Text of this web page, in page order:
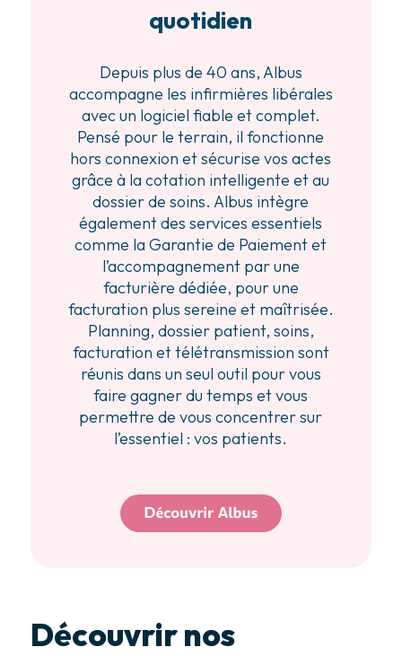
quotidien
Depuis plus de 40 ans, Albus
accompagne les infirmières libérales
avec un logiciel fiable et complet.
Pensé pour le terrain, il fonctionne
hors connexion et sécurise vos actes
grâce à la cotation intelligente et au
dossier de soins. Albus intègre
également des services essentiels
comme la Garantie de Paiement et
l’accompagnement par une
facturière dédiée, pour une
facturation plus sereine et maîtrisée.
Planning, dossier patient, soins,
facturation et télétransmission sont
réunis dans un seul outil pour vous
faire gagner du temps et vous
permettre de vous concentrer sur
l’essentiel : vos patients.
Découvrir nos